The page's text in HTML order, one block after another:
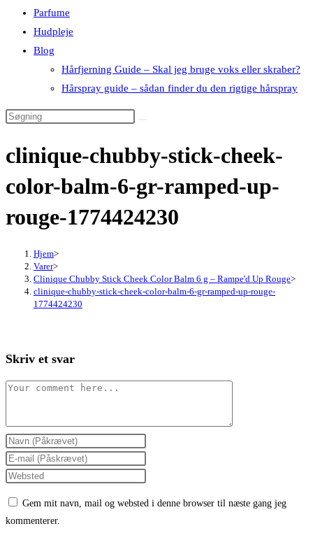
Parfume
Hudpleje
Blog
Hårfjerning Guide – Skal jeg bruge voks eller skraber?
Hårspray guide – sådan finder du den rigtige hårspray
clinique-chubby-stick-cheek-
color-balm-6-gr-ramped-up-
rouge-1774424230
Hjem>
Varer>
Clinique Chubby Stick Cheek Color Balm 6 g – Rampe'd Up Rouge>
clinique-chubby-stick-cheek-color-balm-6-gr-ramped-up-rouge-
1774424230
Skriv et svar
Comment
Enter
your
name
Enter
your
Enter
Gem mit navn, mail og websted i denne browser til næste gang jeg
kommenterer.